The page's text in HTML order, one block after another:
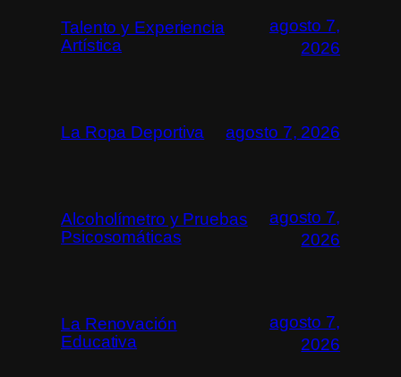
Talento y Experiencia
Artística
agosto 7,
2026
La Ropa Deportiva agosto 7, 2026
Alcoholímetro y Pruebas
Psicosomáticas
agosto 7,
2026
La Renovación
Educativa
agosto 7,
2026